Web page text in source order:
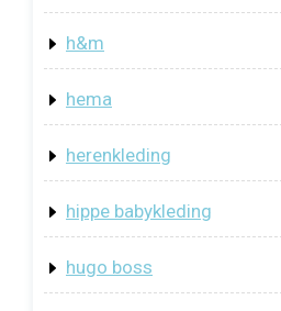
h&m
hema
herenkleding
hippe babykleding
hugo boss